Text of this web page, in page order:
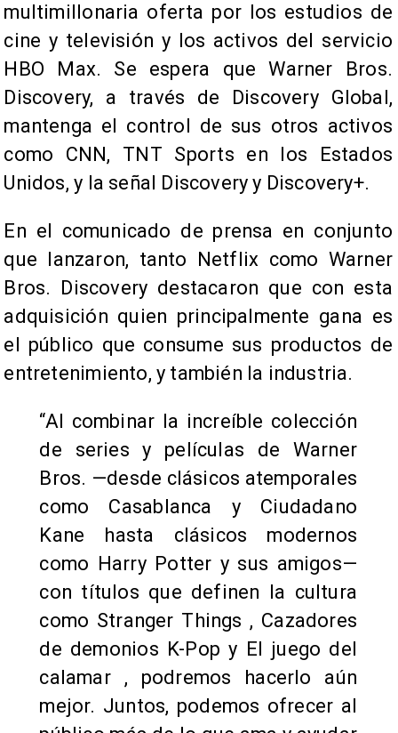
multimillonaria oferta por los estudios de
cine y televisión y los activos del servicio
HBO Max. Se espera que Warner Bros.
Discovery, a través de Discovery Global,
mantenga el control de sus otros activos
como CNN, TNT Sports en los Estados
Unidos, y la señal Discovery y Discovery+.
En el comunicado de prensa en conjunto
que lanzaron, tanto Netflix como Warner
Bros. Discovery destacaron que con esta
adquisición quien principalmente gana es
el público que consume sus productos de
entretenimiento, y también la industria.
“Al combinar la increíble colección
de series y películas de Warner
Bros. —desde clásicos atemporales
como Casablanca y Ciudadano
Kane hasta clásicos modernos
como Harry Potter y sus amigos—
con títulos que definen la cultura
como Stranger Things , Cazadores
de demonios K-Pop y El juego del
calamar , podremos hacerlo aún
mejor. Juntos, podemos ofrecer al